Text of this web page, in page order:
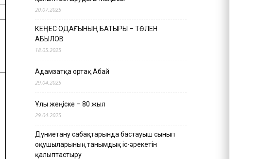
20.07.2025
КЕҢЕС ОДАҒЫНЫҢ БАТЫРЫ – ТӨЛЕН
ҚАБЫЛОВ
18.05.2025
Адамзатқа ортақ Абай
29.04.2025
Ұлы жеңіске – 80 жыл
29.04.2025
Дүниетану сабақтарында бастауыш сынып
оқушыларының танымдық іс-әрекетін
қалыптастыру